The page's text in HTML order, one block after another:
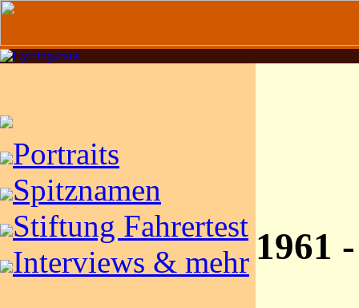
Portraits
Spitznamen
Stiftung Fahrertest
Interviews & mehr 1961